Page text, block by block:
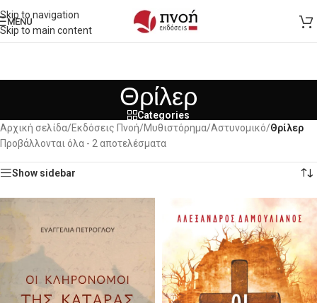
Skip to navigation
Skip to main content
MENU
Θρίλερ
Categories
Αρχική σελίδα/Εκδόσεις Πνοή/Μυθιστόρημα/Αστυνομικό/Θρίλερ
Προβάλλονται όλα - 2 αποτελέσματα
Show sidebar